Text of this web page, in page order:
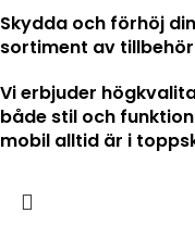
Skydda och förhöj
sortiment av
Vi erbjuder
både stil och
mobil alltid är i